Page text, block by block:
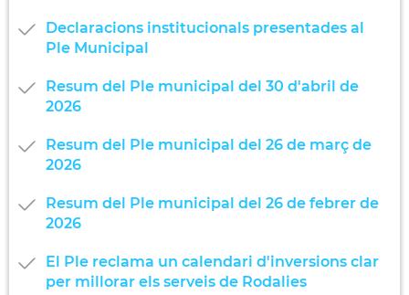
Declaracions institucionals presentades al
Ple Municipal
Resum del Ple municipal del 30 d'abril de
2026
Resum del Ple municipal del 26 de març de
2026
Resum del Ple municipal del 26 de febrer de
2026
El Ple reclama un calendari d'inversions clar
per millorar els serveis de Rodalies